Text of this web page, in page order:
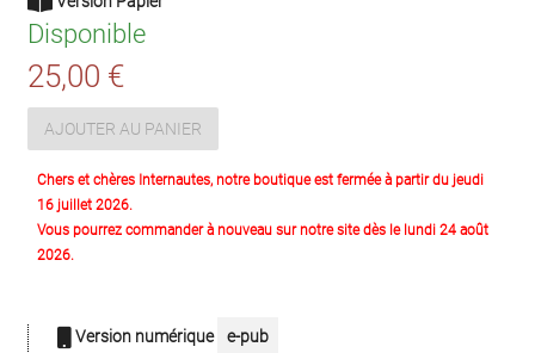
Disponible
25,00 €
AJOUTER AU PANIER
Chers et chères Internautes, notre boutique est fermée à partir du jeudi
16 juillet 2026.
Vous pourrez commander à nouveau sur notre site dès le lundi 24 août
2026.
Version numérique e-pub